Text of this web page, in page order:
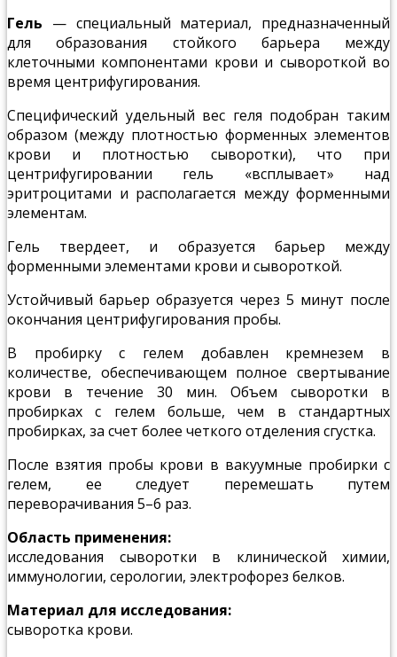
Гель — специальный материал, предназначенный
для образования стойкого барьера между
клеточными компонентами крови и сывороткой во
время центрифугирования.
Специфический удельный вес геля подобран таким
образом (между плотностью форменных элементов
крови и плотностью сыворотки), что при
центрифугировании гель «всплывает» над
эритроцитами и располагается между форменными
элементам.
Гель твердеет, и образуется барьер между
форменными элементами крови и сывороткой.
Устойчивый барьер образуется через 5 минут после
окончания центрифугирования пробы.
В пробирку с гелем добавлен кремнезем в
количестве, обеспечивающем полное свертывание
крови в течение 30 мин. Объем сыворотки в
пробирках с гелем больше, чем в стандартных
пробирках, за счет более четкого отделения сгустка.
После взятия пробы крови в вакуумные пробирки с
гелем, ее следует перемешать путем
переворачивания 5–6 раз.
Область применения:
исследования сыворотки в клинической химии,
иммунологии, серологии, электрофорез белков.
Материал для исследования:
сыворотка крови.